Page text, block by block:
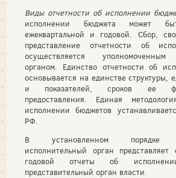
Виды отчетности об исполнении
исполнении бюджета может
ежеквартальной и годовой. Сбор,
представление отчетности об
осуществляется уполномоченным
органом. Единство отчетности об
основывается на единстве структуры,
и показателей, сроков ее
предоставления. Единая
исполнении бюджетов
РФ.
В установленном порядке
исполнительный орган представляет
годовой отчеты об
представительный орган власти.